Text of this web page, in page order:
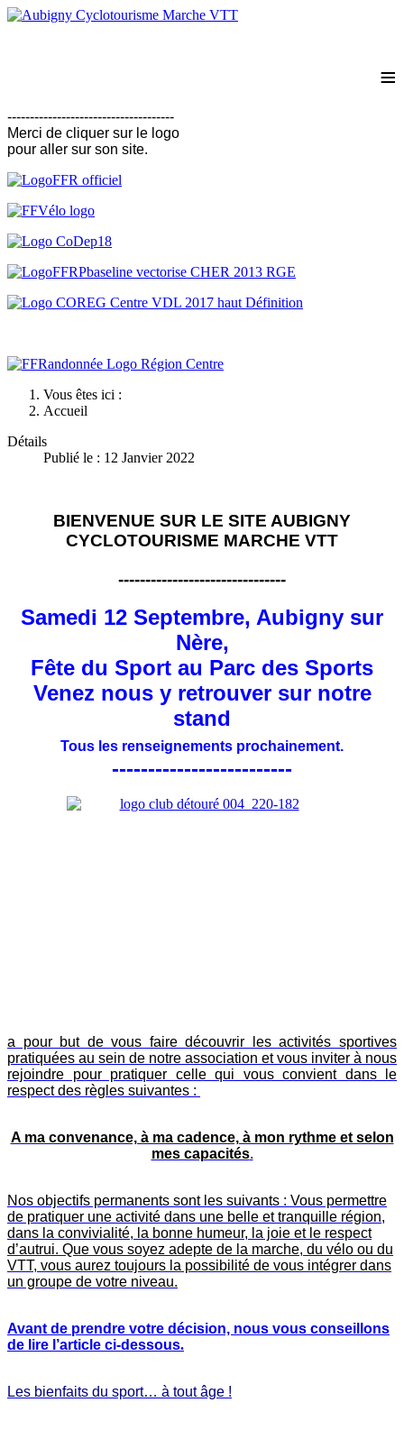
≡
-------------------------------------
Merci de cliquer sur le logo
pour aller sur son site.
Vous êtes ici :
Accueil
Détails
Publié le : 12 Janvier 2022
BIENVENUE SUR LE SITE AUBIGNY
CYCLOTOURISME MARCHE VTT
-------------------------------
Samedi 12 Septembre, Aubigny sur
Nère,
Fête du Sport au Parc des Sports
Venez nous y retrouver sur notre
stand
Tous les renseignements prochainement.
-------------------------
a pour but de vous faire découvrir les activités sportives
pratiquées au sein de notre association et vous inviter à nous
rejoindre pour pratiquer celle qui vous convient dans le
respect des règles suivantes :
A ma convenance, à ma cadence, à mon rythme et selon
mes capacités.
Nos objectifs permanents sont les suivants : Vous permettre
de pratiquer une activité dans une belle et tranquille région,
dans la convivialité, la bonne humeur, la joie et le respect
d’autrui. Que vous soyez adepte de la marche, du vélo ou du
VTT, vous aurez toujours la possibilité de vous intégrer dans
un groupe de votre niveau.
Avant de prendre votre décision, nous vous conseillons
de lire l’article ci-dessous.
Les bienfaits du sport… à tout âge !